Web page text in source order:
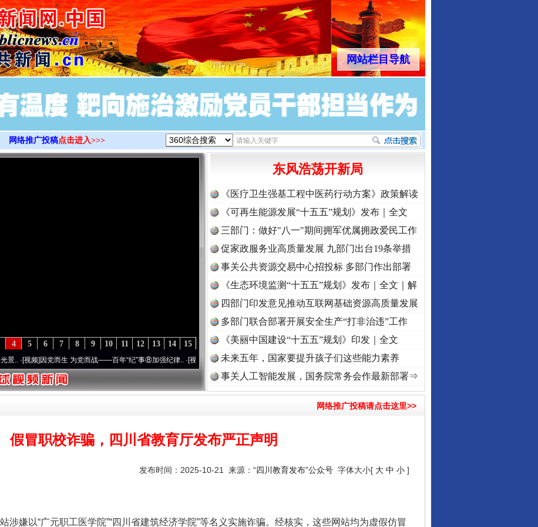
>
网站栏目导航
网络推广投稿点击进入>>>
15
14
13
12
11
10
9
8
7
6
5
4
党而战——百年“纪”事⑧加强纪律..·[视频]牢记初心使命 奋进复兴征程丨“转折之城”激荡..·[视频]牢记初心使命 奋进复兴征程丨红船起航处 潮起..
东风浩荡开新局
《医疗卫生强基工程中医药行动方案》政策解读
《可再生能源发展“十五五”规划》发布｜全文
三部门：做好"八一"期间拥军优属拥政爱民工作
促家政服务业高质量发展 九部门出台19条举措
事关公共资源交易中心招投标 多部门作出部署
《生态环境监测“十五五”规划》发布｜全文｜解
读
四部门印发意见推动互联网基础资源高质量发展
多部门联合部署开展安全生产“打非治违”工作
《美丽中国建设“十五五”规划》印发｜全文
未来五年，国家要提升孩子们这些能力素养
事关人工智能发展，国务院常务会作最新部署⇒
网络推广投稿请点击这里>>
假冒职校诈骗，四川省教育厅发布严正声明
发布时间：2025-10-21 来源： “四川教育发布”公众号 字体大小[ 大 中 小 ]
嫌以“广元职工医学院”“四川省建筑经济学院”等名义实施诈骗。经核实，这些网站均为虚假仿冒